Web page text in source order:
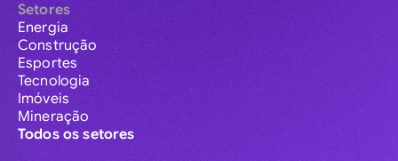
Setores
Energia
Construção
Esportes
Tecnologia
Imóveis
Mineração
Todos os setores